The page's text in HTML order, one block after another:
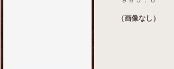
（画像なし）